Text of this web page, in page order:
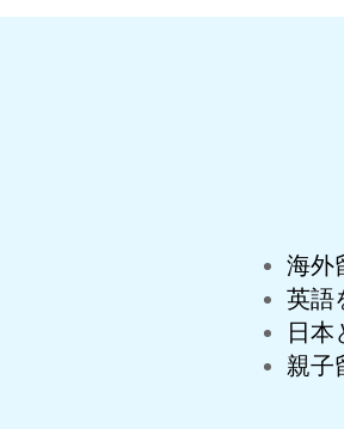
海外
英語
日本
親子